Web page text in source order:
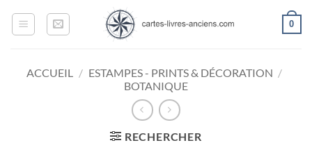
0
ACCUEIL / ESTAMPES - PRINTS & DÉCORATION /
BOTANIQUE
RECHERCHER